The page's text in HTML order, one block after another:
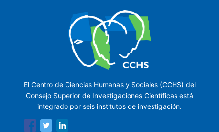
El Centro de Ciencias Humanas y Sociales (CCHS) del
Consejo Superior de Investigaciones Científicas está
integrado por seis institutos de investigación.